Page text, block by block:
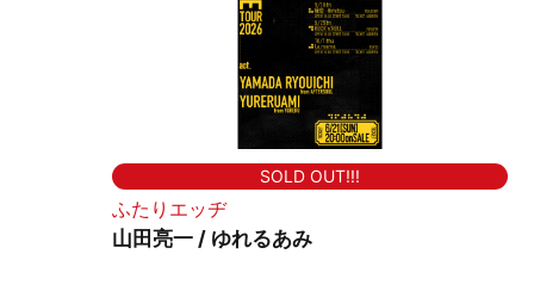
SOLD OUT!!!
ふたりエッヂ
山田亮一 / ゆれるあみ